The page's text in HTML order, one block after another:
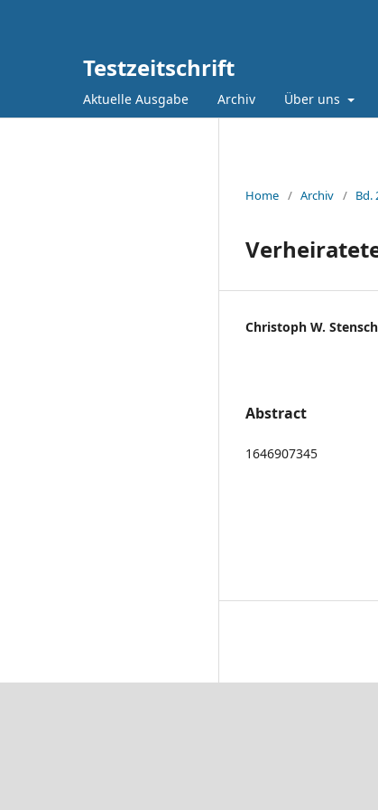
Testzeitschrift
Aktuelle Ausgabe Archiv Über uns
Home / Archiv / Bd.
Christoph W.
Abstract
1646907345